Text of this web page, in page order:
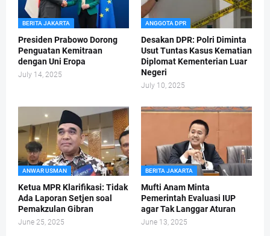
BERITA JAKARTA
Presiden Prabowo Dorong
Penguatan Kemitraan
dengan Uni Eropa
July 14, 2025
ANGGOTA DPR
Desakan DPR: Polri Diminta
Usut Tuntas Kasus Kematian
Diplomat Kementerian Luar
Negeri
July 10, 2025
ANWAR USMAN
Ketua MPR Klarifikasi: Tidak
Ada Laporan Setjen soal
Pemakzulan Gibran
June 25, 2025
BERITA JAKARTA
Mufti Anam Minta
Pemerintah Evaluasi IUP
agar Tak Langgar Aturan
June 13, 2025